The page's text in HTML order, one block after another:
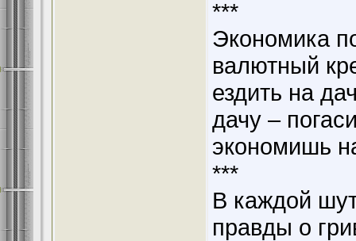
***
Экономика
валютный
ездить на
дачу –
экономишь
***
В каждой
правды о